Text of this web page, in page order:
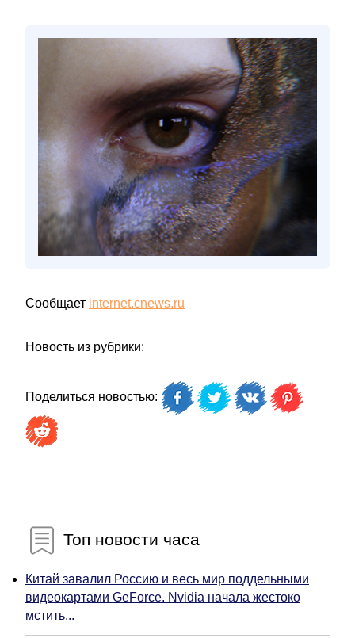
Сообщает internet.cnews.ru
Новость из рубрики:
Поделиться новостью:
Топ новости часа
Китай завалил Россию и весь мир поддельными
видеокартами GeForce. Nvidia начала жестоко
мстить...